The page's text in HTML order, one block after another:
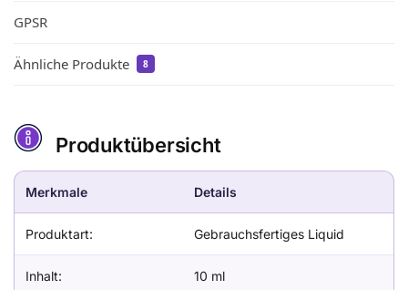
GPSR
Ähnliche Produkte 8
Produktübersicht
Merkmale Details
Produktart: Gebrauchsfertiges Liquid
Inhalt: 10 ml